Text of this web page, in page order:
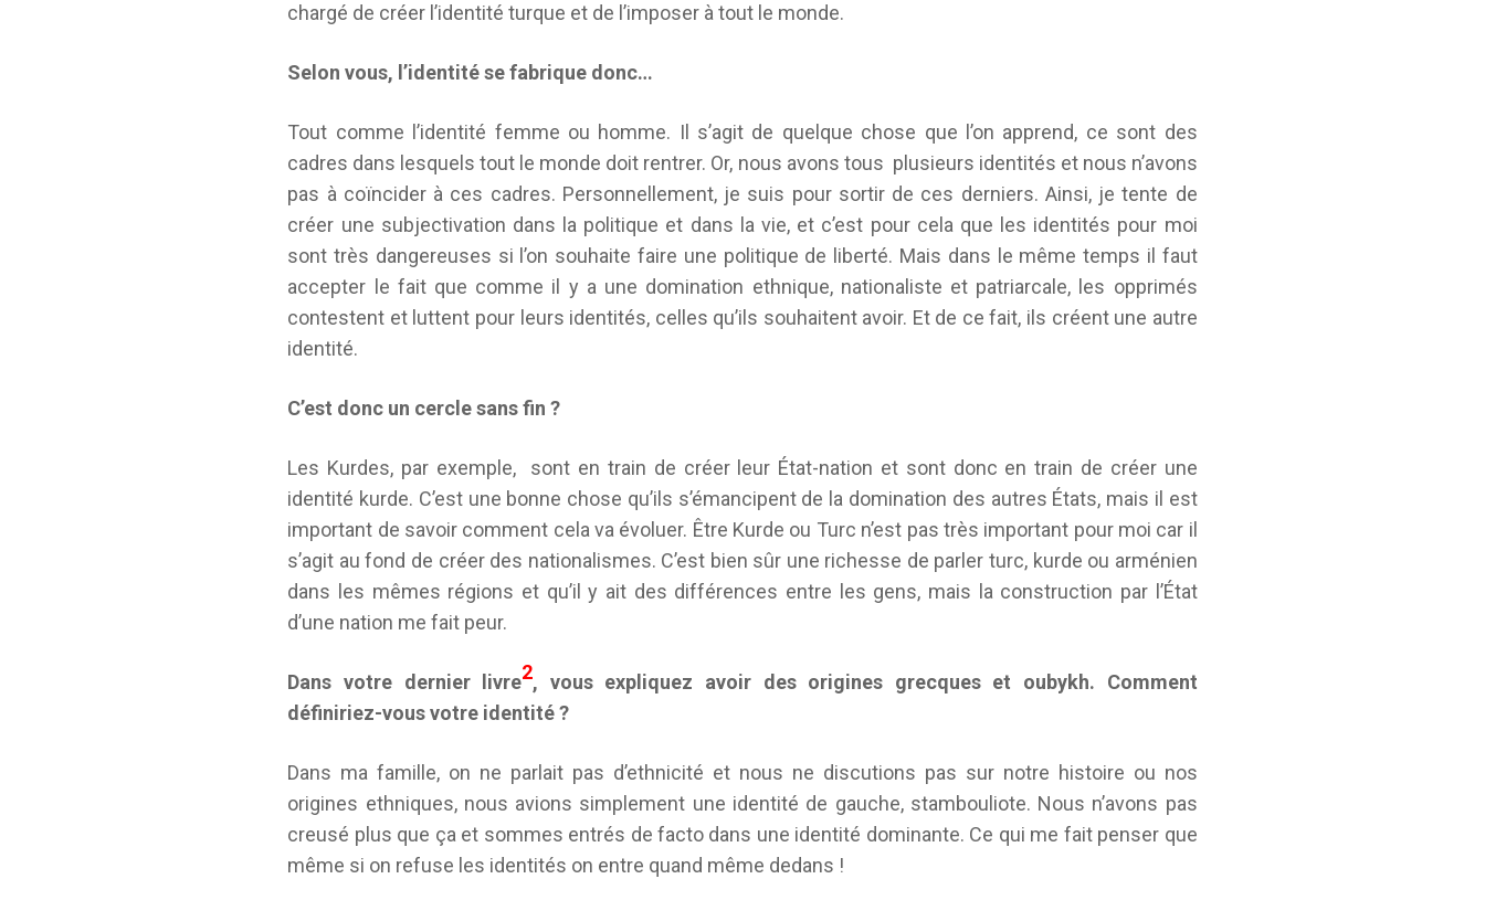
chargé de créer l’identité turque et de l’imposer à tout le monde.
Selon vous, l’identité se fabrique donc…
Tout comme l’identité femme ou homme. Il s’agit de quelque chose que l’on apprend, ce sont des
cadres dans lesquels tout le monde doit rentrer. Or, nous avons tous plusieurs identités et nous n’avons
pas à coïncider à ces cadres. Personnellement, je suis pour sortir de ces derniers. Ainsi, je tente de
créer une subjectivation dans la politique et dans la vie, et c’est pour cela que les identités pour moi
sont très dangereuses si l’on souhaite faire une politique de liberté. Mais dans le même temps il faut
accepter le fait que comme il y a une domination ethnique, nationaliste et patriarcale, les opprimés
contestent et luttent pour leurs identités, celles qu’ils souhaitent avoir. Et de ce fait, ils créent une autre
identité.
C’est donc un cercle sans fin ?
Les Kurdes, par exemple, sont en train de créer leur État-nation et sont donc en train de créer une
identité kurde. C’est une bonne chose qu’ils s’émancipent de la domination des autres États, mais il est
important de savoir comment cela va évoluer. Être Kurde ou Turc n’est pas très important pour moi car il
s’agit au fond de créer des nationalismes. C’est bien sûr une richesse de parler turc, kurde ou arménien
dans les mêmes régions et qu’il y ait des différences entre les gens, mais la construction par l’État
d’une nation me fait peur.
Dans votre dernier livre2, vous expliquez avoir des origines grecques et oubykh. Comment
définiriez-vous votre identité ?
Dans ma famille, on ne parlait pas d’ethnicité et nous ne discutions pas sur notre histoire ou nos
origines ethniques, nous avions simplement une identité de gauche, stambouliote. Nous n’avons pas
creusé plus que ça et sommes entrés de facto dans une identité dominante. Ce qui me fait penser que
même si on refuse les identités on entre quand même dedans !